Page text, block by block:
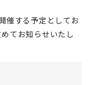
催する予定としてお
てお知らせいたし